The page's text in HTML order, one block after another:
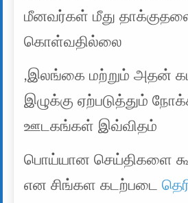
மீனவர்கள் மீது
கொள்வதில்லை
,இலங்கை மற்றும் அதன்
இழுக்கு ஏற்படுத்தும்
ஊடகங்கள் இவ்விதம்
பொய்யான செய்திகளை
என சிங்கள கடற்படை